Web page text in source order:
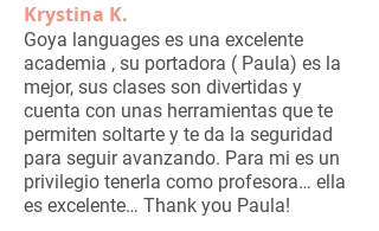
Krystina K.
Goya languages es una excelente
academia , su portadora ( Paula) es la
mejor, sus clases son divertidas y
cuenta con unas herramientas que te
permiten soltarte y te da la seguridad
para seguir avanzando. Para mi es un
privilegio tenerla como profesora… ella
es excelente… Thank you Paula!